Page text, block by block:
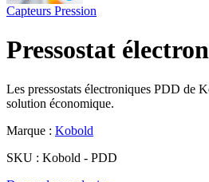
Capteurs Pression
Pressostat
Les pressostats électroniques PDD de
solution économique.
Marque : Kobold
SKU : Kobold - PDD